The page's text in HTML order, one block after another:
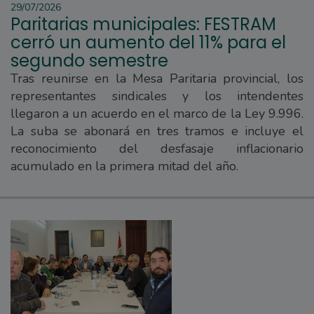
29/07/2026
Paritarias municipales: FESTRAM
cerró un aumento del 11% para el
segundo semestre
Tras reunirse en la Mesa Paritaria provincial, los
representantes sindicales y los intendentes
llegaron a un acuerdo en el marco de la Ley 9.996.
La suba se abonará en tres tramos e incluye el
reconocimiento del desfasaje inflacionario
acumulado en la primera mitad del año.